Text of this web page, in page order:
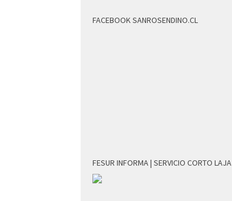
FACEBOOK SANROSENDINO.CL
FESUR INFORMA | SERVICIO CORTO LAJA